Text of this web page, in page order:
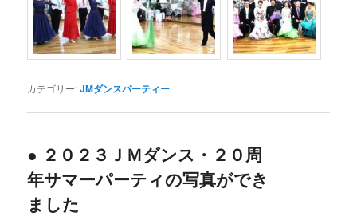
カテゴリー:JMダンスパーティー
● ２０２３ＪＭダンス・２０周
年サマーパーティの写真ができ
ました